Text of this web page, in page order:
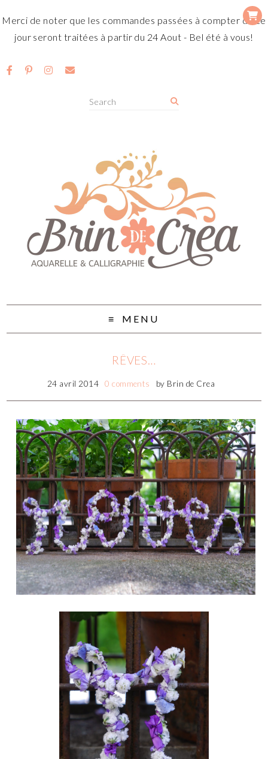
Merci de noter que les commandes passées à compter de ce
jour seront traitées à partir du 24 Aout - Bel été à vous!
MENU
RÊVES…
24 avril 2014 0 comments by Brin de Crea